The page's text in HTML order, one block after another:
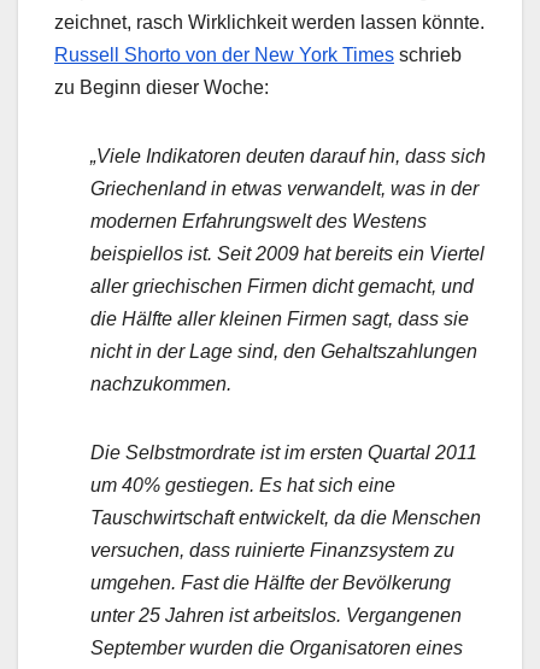
zeichnet, rasch Wirklichkeit werden lassen könnte.
Russell Shorto von der New York Times schrieb
zu Beginn dieser Woche:
„Viele Indikatoren deuten darauf hin, dass sich
Griechenland in etwas verwandelt, was in der
modernen Erfahrungswelt des Westens
beispiellos ist. Seit 2009 hat bereits ein Viertel
aller griechischen Firmen dicht gemacht, und
die Hälfte aller kleinen Firmen sagt, dass sie
nicht in der Lage sind, den Gehaltszahlungen
nachzukommen.
Die Selbstmordrate ist im ersten Quartal 2011
um 40% gestiegen. Es hat sich eine
Tauschwirtschaft entwickelt, da die Menschen
versuchen, dass ruinierte Finanzsystem zu
umgehen. Fast die Hälfte der Bevölkerung
unter 25 Jahren ist arbeitslos. Vergangenen
September wurden die Organisatoren eines